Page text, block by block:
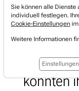
Das
könnten
Sie können alle Dienste
individuell festlegen.
Cookie-Einstellungen
Weitere Informationen
Einstellungen